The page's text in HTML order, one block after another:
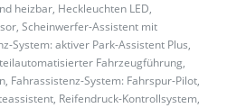
heizbar, Heckleuchten LED,
Scheinwerfer-Assistent mit
System: aktiver Park-Assistent Plus,
Fahrzeugführung,
Fahrassistenz-System: Fahrspur-Pilot,
Reifendruck-Kontrollsystem,